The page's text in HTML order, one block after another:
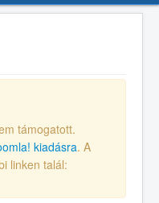
támogatott.
kiadásra. A
linken talál: